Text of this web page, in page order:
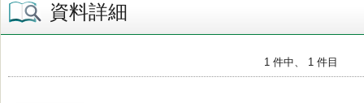
資料詳細
1 件中、 1 件目